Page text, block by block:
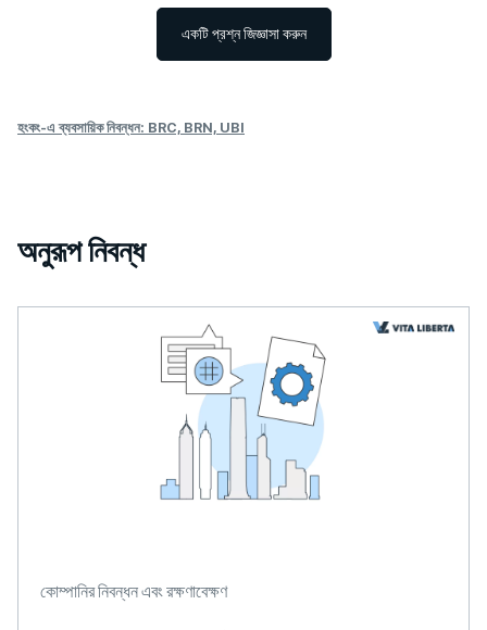
একটি প্রশ্ন জিজ্ঞাসা করুন
হংকং-এ ব্যবসায়িক নিবন্ধন: BRC, BRN, UBI
অনুরূপ নিবন্ধ
কোম্পানির নিবন্ধন এবং রক্ষণাবেক্ষণ